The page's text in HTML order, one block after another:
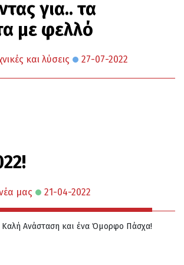
για.. τα
με φελλό
και λύσεις 27-07-2022
μας 21-04-2022
Καλή Ανάσταση και ένα Όμορφο Πάσχα!